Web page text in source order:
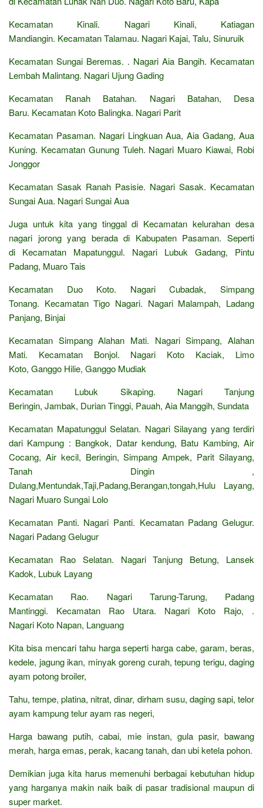
Kecamatan Kinali. Nagari Kinali, Katiagan
Mandiangin. Kecamatan Talamau. Nagari Kajai, Talu, Sinuruik
Kecamatan Sungai Beremas. . Nagari Aia Bangih. Kecamatan
Lembah Malintang. Nagari Ujung Gading
Kecamatan Ranah Batahan. Nagari Batahan, Desa
Baru. Kecamatan Koto Balingka. Nagari Parit
Kecamatan Pasaman. Nagari Lingkuan Aua, Aia Gadang, Aua
Kuning. Kecamatan Gunung Tuleh. Nagari Muaro Kiawai, Robi
Jonggor
Kecamatan Sasak Ranah Pasisie. Nagari Sasak. Kecamatan
Sungai Aua. Nagari Sungai Aua
Juga untuk kita yang tinggal di Kecamatan kelurahan desa
nagari jorong yang berada di Kabupaten Pasaman. Seperti
di Kecamatan Mapatunggul. Nagari Lubuk Gadang, Pintu
Padang, Muaro Tais
Kecamatan Duo Koto. Nagari Cubadak, Simpang
Tonang. Kecamatan Tigo Nagari. Nagari Malampah, Ladang
Panjang, Binjai
Kecamatan Simpang Alahan Mati. Nagari Simpang, Alahan
Mati. Kecamatan Bonjol. Nagari Koto Kaciak, Limo
Koto, Ganggo Hilie, Ganggo Mudiak
Kecamatan Lubuk Sikaping. Nagari Tanjung
Beringin, Jambak, Durian Tinggi, Pauah, Aia Manggih, Sundata
Kecamatan Mapatunggul Selatan. Nagari Silayang yang terdiri
dari Kampung : Bangkok, Datar kendung, Batu Kambing, Air
Cocang, Air kecil, Beringin, Simpang Ampek, Parit Silayang,
Tanah Dingin ,
Dulang,Mentundak,Taji,Padang,Berangan,tongah,Hulu Layang,
Nagari Muaro Sungai Lolo
Kecamatan Panti. Nagari Panti. Kecamatan Padang Gelugur.
Nagari Padang Gelugur
Kecamatan Rao Selatan. Nagari Tanjung Betung, Lansek
Kadok, Lubuk Layang
Kecamatan Rao. Nagari Tarung-Tarung, Padang
Mantinggi. Kecamatan Rao Utara. Nagari Koto Rajo, .
Nagari Koto Napan, Languang
Kita bisa mencari tahu harga seperti harga cabe, garam, beras,
kedele, jagung ikan, minyak goreng curah, tepung terigu, daging
ayam potong broiler,
Tahu, tempe, platina, nitrat, dinar, dirham susu, daging sapi, telor
ayam kampung telur ayam ras negeri,
Harga bawang putih, cabai, mie instan, gula pasir, bawang
merah, harga emas, perak, kacang tanah, dan ubi ketela pohon.
Demikian juga kita harus memenuhi berbagai kebutuhan hidup
yang harganya makin naik baik di pasar tradisional maupun di
super market.